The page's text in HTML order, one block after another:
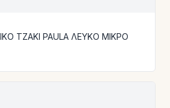
ΤΖΑΚΙ PAULA ΛΕΥΚΟ ΜΙΚΡΟ